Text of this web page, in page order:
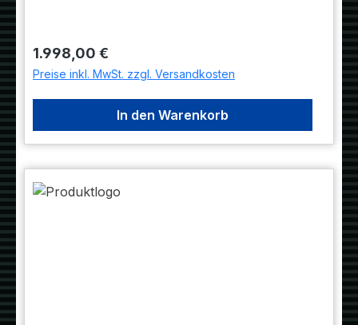
Welche Bereiche compiliert werden kann, ist
abhängig von der Art der Lizenz.
Regulärer Preis:
1.998,00 €
Preise inkl. MwSt. zzgl. Versandkosten
In den Warenkorb